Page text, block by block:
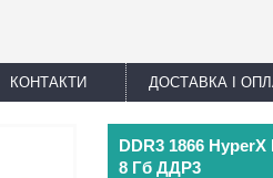
КОНТАКТИ ДОСТАВКА І
DDR3 1866
8 Гб ДДР3